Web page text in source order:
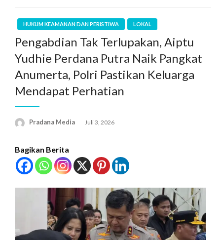
HUKUM KEAMANAN DAN PERISTIWA LOKAL
Pengabdian Tak Terlupakan, Aiptu
Yudhie Perdana Putra Naik Pangkat
Anumerta, Polri Pastikan Keluarga
Mendapat Perhatian
Pradana Media Juli 3, 2026
Bagikan Berita